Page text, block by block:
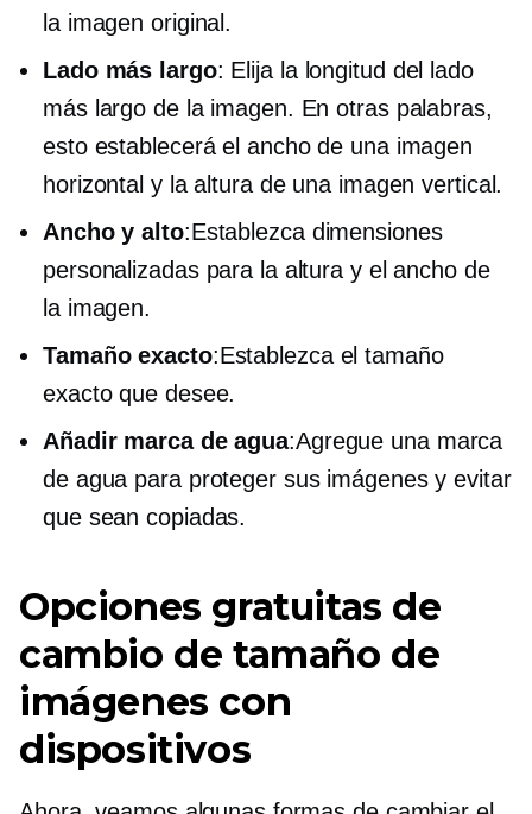
la imagen original.
Lado más largo: Elija la longitud del lado
más largo de la imagen. En otras palabras,
esto establecerá el ancho de una imagen
horizontal y la altura de una imagen vertical.
Ancho y alto:Establezca dimensiones
personalizadas para la altura y el ancho de
la imagen.
Tamaño exacto:Establezca el tamaño
exacto que desee.
Añadir marca de agua:Agregue una marca
de agua para proteger sus imágenes y evitar
que sean copiadas.
Opciones gratuitas de
cambio de tamaño de
imágenes con
dispositivos